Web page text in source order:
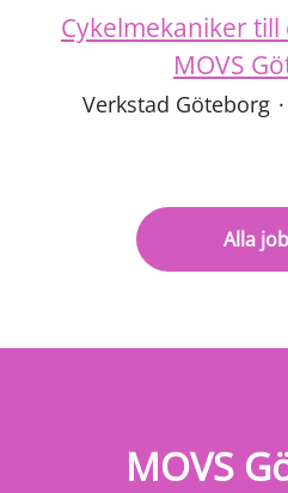
Cykelmekaniker
MOVS
Verkstad Göteborg ·
Alla
MOVS